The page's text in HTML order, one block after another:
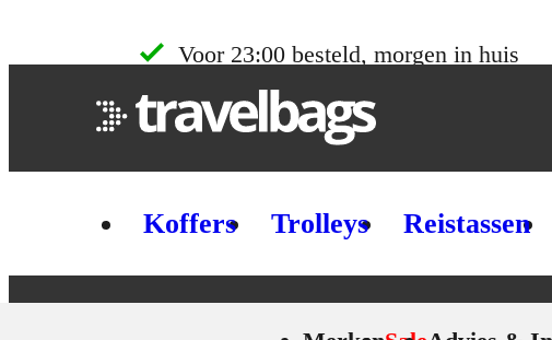
Voor 23:00 besteld, morgen in huis
Koffers Trolleys Reistassen